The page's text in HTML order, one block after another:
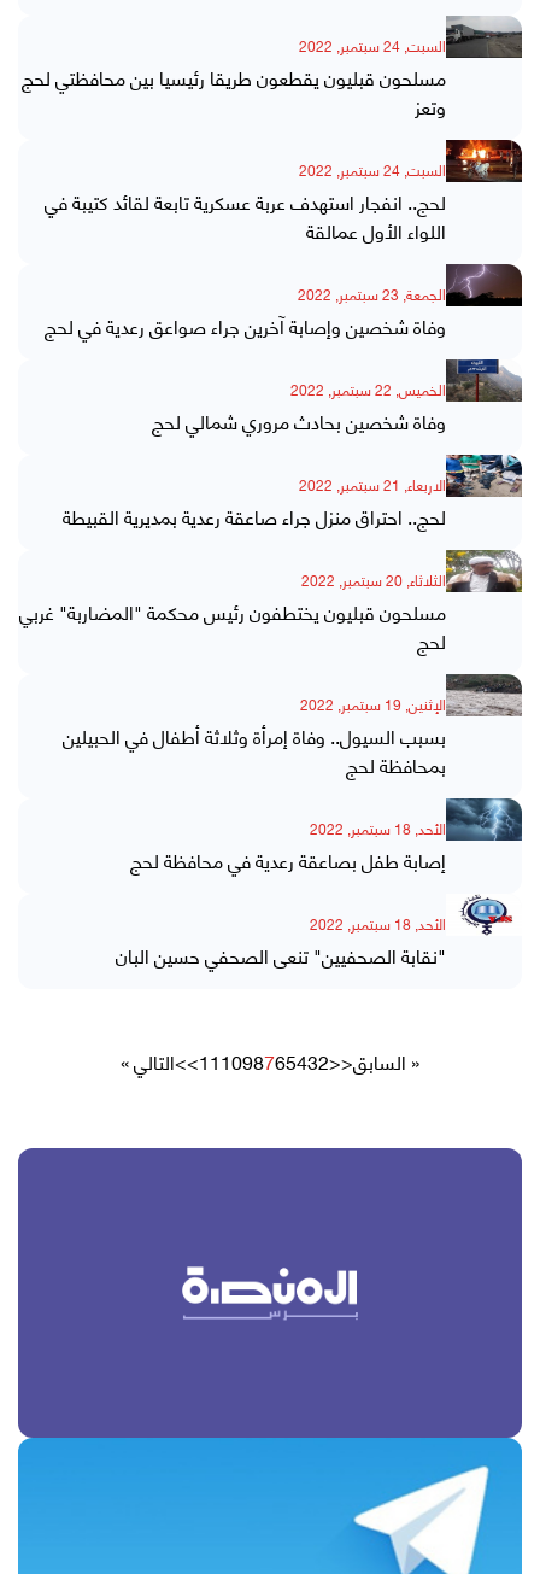
السبت, 24 سبتمبر, 2022
مسلحون قبليون يقطعون طريقا رئيسيا بين محافظتي لحج
وتعز
السبت, 24 سبتمبر, 2022
لحج.. انفجار استهدف عربة عسكرية تابعة لقائد كتيبة في
اللواء الأول عمالقة
الجمعة, 23 سبتمبر, 2022
وفاة شخصين وإصابة آخرين جراء صواعق رعدية في لحج
الخميس, 22 سبتمبر, 2022
وفاة شخصين بحادث مروري شمالي لحج
الاربعاء, 21 سبتمبر, 2022
لحج.. احتراق منزل جراء صاعقة رعدية بمديرية القبيطة
الثلاثاء, 20 سبتمبر, 2022
مسلحون قبليون يختطفون رئيس محكمة "المضاربة" غربي
لحج
الإثنين, 19 سبتمبر, 2022
بسبب السيول.. وفاة إمرأة وثلاثة أطفال في الحبيلين
بمحافظة لحج
الأحد, 18 سبتمبر, 2022
إصابة طفل بصاعقة رعدية في محافظة لحج
الأحد, 18 سبتمبر, 2022
"نقابة الصحفيين" تنعى الصحفي حسين البان
« السابق<<
2
3
4
5
6
7
8
9
10
11
>>التالي »